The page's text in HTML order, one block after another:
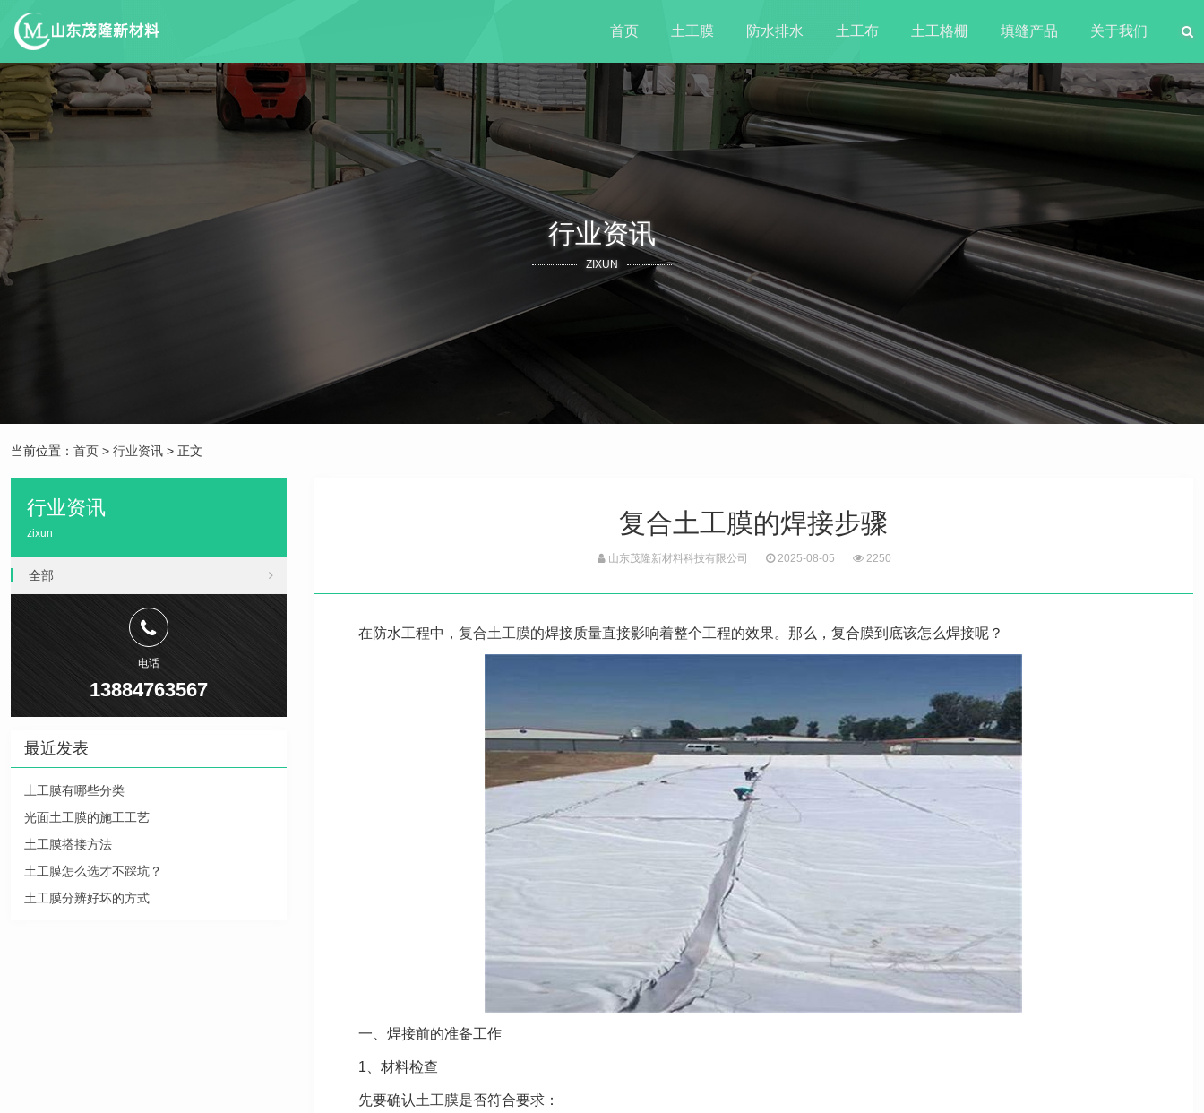
首页 土工膜 防水排水 土工布 土工格栅 填缝产品 关于我们
行业资讯
ZIXUN
当前位置： 首页 > 行业资讯 > 正文
复合土工膜的焊接步骤
山东茂隆新材料科技有限公司 2025-08-05 2250
在防水工程中， 复合土工膜的焊接质量直接影响着整个工程的效果。那么，复合膜到底该怎么焊接呢？
一、焊接前的准备工作
1、材料检查
先要确认土工膜是否符合要求：
行业资讯
zixun
全部
电话
13884763567
最近发表
土工膜有哪些分类
光面土工膜的施工工艺
土工膜搭接方法
土工膜怎么选才不踩坑？
土工膜分辨好坏的方式